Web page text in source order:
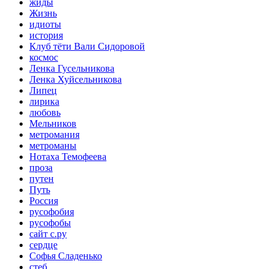
Жизнь
идиоты
история
Клуб тёти Вали Сидоровой
космос
Ленка Гусельникова
Ленка Хуйсельникова
Липец
лирика
любовь
Мельников
метромания
метроманы
Нотаха Темофеева
проза
путен
Путь
Россия
русофобия
русофобы
сайт с.ру
сердце
Софья Сладенько
стеб